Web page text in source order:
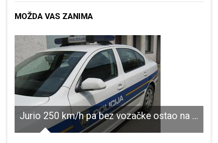
MOŽDA VAS ZANIMA
Jurio 250 km/h pa bez vozačke ostao na samo mjesec dana